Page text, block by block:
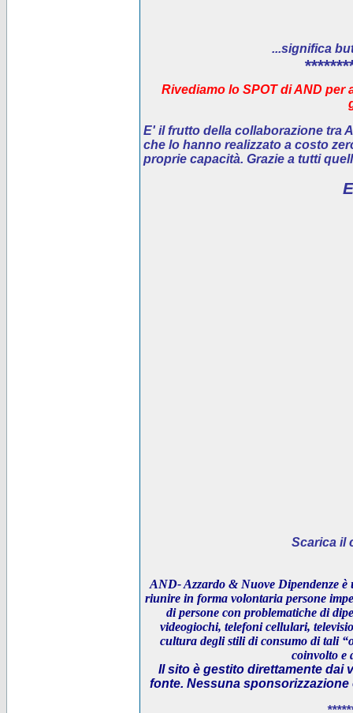
...significa
Rivediamo lo SPOT di AND
E' ilfrutto della collaborazione tra
che lo hanno realizzato a costo
proprie capacità. Grazie a tutti
Scarica il
AND- Azzardo & Nuove Dipendenze è
riunire in forma volontaria persone
di persone con problematiche di
videogiochi, telefoni cellulari,
cultura degli stili di consumo di tali
coinvolto e
Il sito è gestito direttamente dai
fonte. Nessuna